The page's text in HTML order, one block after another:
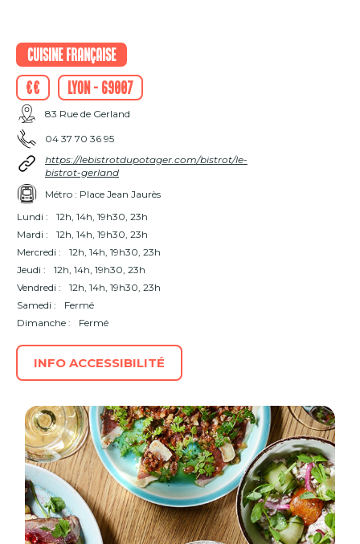
Cuisine française
€€
Lyon - 69007
83 Rue de Gerland
04 37 70 36 95
https://lebistrotdupotager.com/bistrot/le-
bistrot-gerland
Métro : Place Jean Jaurès
Lundi :
12h, 14h, 19h30, 23h
Mardi :
12h, 14h, 19h30, 23h
Mercredi :
12h, 14h, 19h30, 23h
Jeudi :
12h, 14h, 19h30, 23h
Vendredi :
12h, 14h, 19h30, 23h
Samedi :
Fermé
Dimanche :
Fermé
INFO ACCESSIBILITÉ